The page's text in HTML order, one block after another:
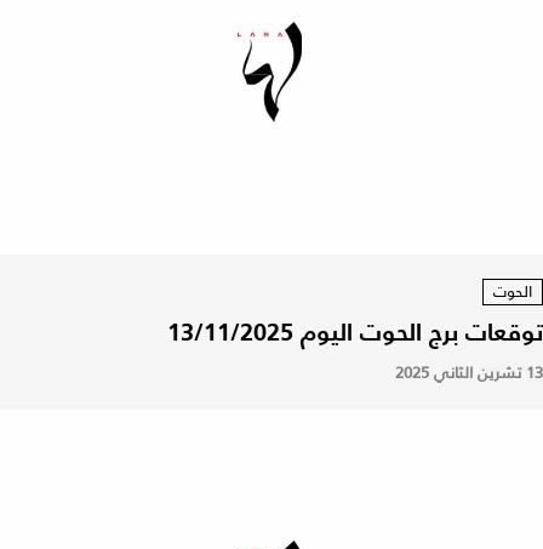
الحوت
توقعات برج الحوت اليوم 13/11/2025
13 تشرين الثاني 2025